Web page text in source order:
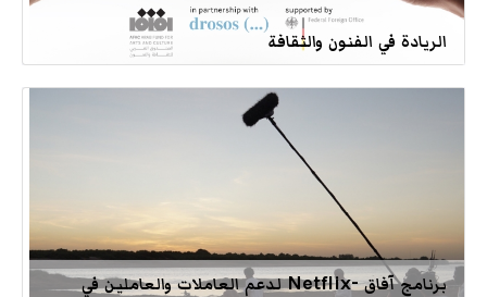
الريادة في الفنون والثقافة
برنامج آفاق -Netflix لدعم العاملات والعاملين في